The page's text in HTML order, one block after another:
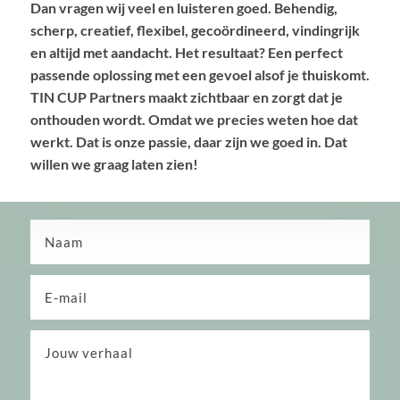
Dan vragen wij veel en luisteren goed. Behendig,
scherp, creatief, flexibel, gecoördineerd, vindingrijk
en altijd met aandacht. Het resultaat? Een perfect
passende oplossing met een gevoel alsof je thuiskomt.
TIN CUP Partners maakt zichtbaar en zorgt dat je
onthouden wordt. Omdat we precies weten hoe dat
werkt. Dat is onze passie, daar zijn we goed in. Dat
willen we graag laten zien!